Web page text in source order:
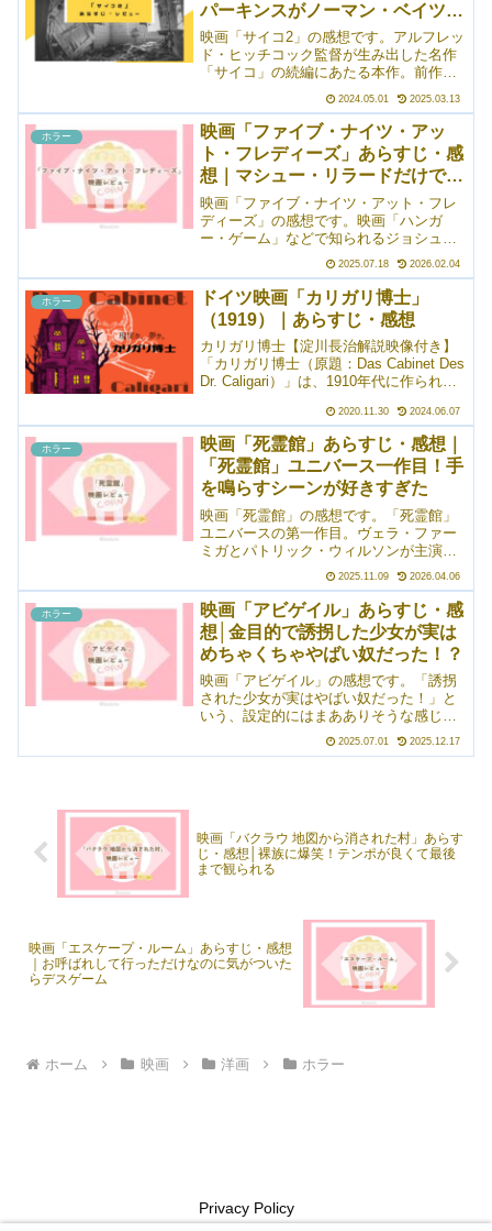
パーキンスがノーマン・ベイツす
ぎる件
映画「サイコ2」の感想です。アルフレッ
ド・ヒッチコック監督が生み出した名作
「サイコ」の続編にあたる本作。前作の
事件から20年余、精神病院の閉鎖病棟に
収容されていたが、精神的な問題はない
として、退院することになったノーマ
ン・ベイツ。社会復帰の一環として、家
の近くにある食堂で働きだすが……とい
うお話。年を重ねたアンソニー・パーキ
ンスが続投で出演し、そこにいるだけで
やっぱりノーマン・ベイツすぎるのがリ
アルでゾクッとします。
2024.05.01 2025.03.13
ホラー
映画「ファイブ・ナイツ・アッ
ト・フレディーズ」あらすじ・感
想｜マシュー・リラードだけで満
足！
映画「ファイブ・ナイツ・アット・フレ
ディーズ」の感想です。映画「ハンガ
ー・ゲーム」などで知られるジョシュ・
ハッチャーソン主演のホラー、スリラー
映画。元ネタは同名ゲーム（らしい）。
妹の親代わりとして苦しい日々を過ごし
ている青年が、廃墟と化したピザ屋で夜
間警備の仕事をすることになり……とい
うお話。個人的に一番の見どころはマシ
ュー・リラードが出ていたところ。相変
わらずいい演技をなさいますなあ、とい
2025.07.18 2026.02.04
ホラー
ドイツ映画「カリガリ博士」
（1919）｜あらすじ・感想
カリガリ博士【淀川長治解説映像付き】
「カリガリ博士（原題：Das Cabinet Des
Dr. Caligari）」は、1910年代に作られた
ればならない作品のひとつです。白黒の
サイレント映画であるこ...
2020.11.30 2024.06.07
ホラー
映画「死霊館」あらすじ・感想｜
「死霊館」ユニバース一作目！手
を鳴らすシーンが好きすぎた
映画「死霊館」の感想です。「死霊館」
ユニバースの第一作目。ヴェラ・ファー
ミガとパトリック・ウィルソンが主演を
務めています。引っ越して以来、怪奇現
象に悩まされるペロン一家に助けを求め
られ、調査をするためにペロン家を訪れ
た超常現象研究家のウォーレン夫妻。そ
のウォーレン夫妻も超常現象を目の当た
りにして――というお話。個人的にめち
ゃくちゃドタイプのジャンプスケアがあ
りました。怖さ自体はほどほどで観やす
かったです。
2025.11.09 2026.04.06
ホラー
映画「アビゲイル」あらすじ・感
想│金目的で誘拐した少女が実は
めちゃくちゃやばい奴だった！？
映画「アビゲイル」の感想です。「誘拐
された少女が実はやばい奴だった！」と
いう、設定的にはまあありそうな感じの
作品ですが、予告編で「その正体はヴァ
ンパイアだったのだ！」と盛大にネタバ
オア・ノット」や「ザ・ハント」、
「M3GAN／ミーガン」などが好きなら刺
さるかなと。
2025.07.01 2025.12.17
映画「バクラウ 地図から消された村」あらす
じ・感想│裸族に爆笑！テンポが良くて最後
まで観られる
映画「エスケープ・ルーム」あらすじ・感想
｜お呼ばれして行っただけなのに気がついた
らデスゲーム
ホーム 映画 洋画 ホラー
Privacy Policy